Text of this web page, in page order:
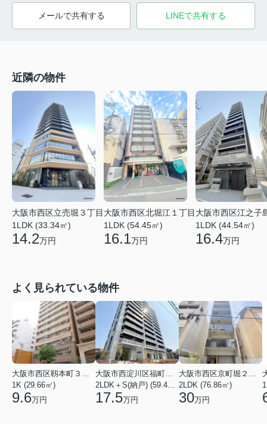
メールで共有する LINEで共有する
近隣の物件
大阪市西区立売堀３丁目
1LDK (33.34㎡)
14.2万円
大阪市西区北堀江１丁目
1LDK (54.45㎡)
16.1万円
大阪市西区江之子
1LDK (44.54㎡)
16.4万円
よく見られている物件
大阪市西区靱本町３丁目
1K (29.66㎡)
9.6万円
大阪市西淀川区福町２丁目
2LDK＋S(納戸) (59.48㎡)
17.5万円
大阪市西区京町堀２丁目
2LDK (76.86㎡)
30万円